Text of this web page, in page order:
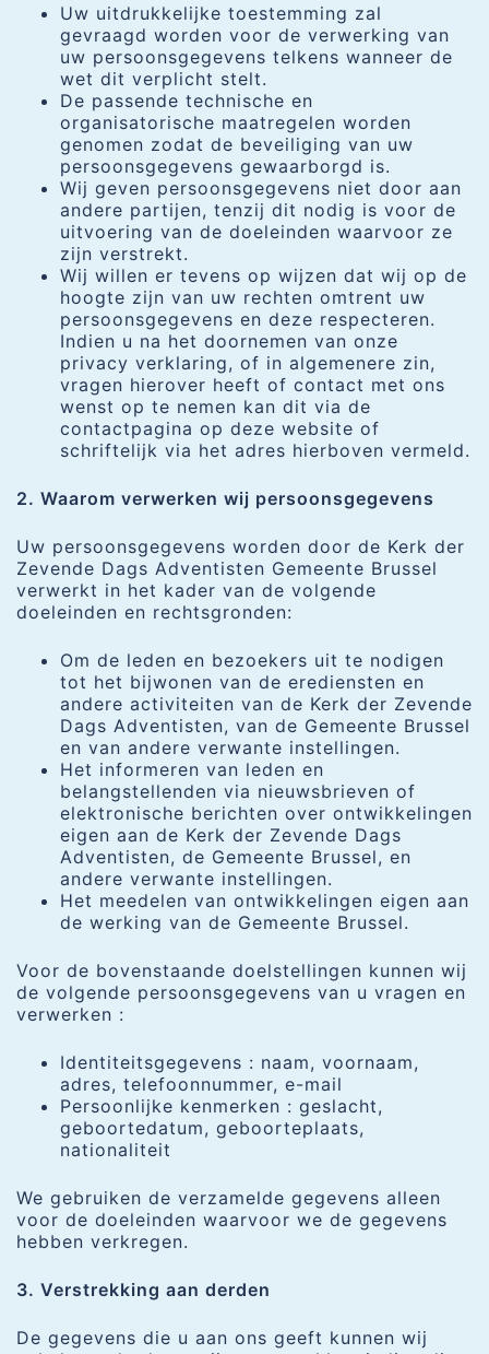
Uw uitdrukkelijke toestemming zal
gevraagd worden voor de verwerking van
uw persoonsgegevens telkens wanneer de
wet dit verplicht stelt.
De passende technische en
organisatorische maatregelen worden
genomen zodat de beveiliging van uw
persoonsgegevens gewaarborgd is.
Wij geven persoonsgegevens niet door aan
andere partijen, tenzij dit nodig is voor de
uitvoering van de doeleinden waarvoor ze
zijn verstrekt.
Wij willen er tevens op wijzen dat wij op de
hoogte zijn van uw rechten omtrent uw
persoonsgegevens en deze respecteren.
Indien u na het doornemen van onze
privacy verklaring, of in algemenere zin,
vragen hierover heeft of contact met ons
wenst op te nemen kan dit via de
contactpagina op deze website of
schriftelijk via het adres hierboven vermeld.
2. Waarom verwerken wij persoonsgegevens
Uw persoonsgegevens worden door de Kerk der
Zevende Dags Adventisten Gemeente Brussel
verwerkt in het kader van de volgende
doeleinden en rechtsgronden:
Om de leden en bezoekers uit te nodigen
tot het bijwonen van de erediensten en
andere activiteiten van de Kerk der Zevende
Dags Adventisten, van de Gemeente Brussel
en van andere verwante instellingen.
Het informeren van leden en
belangstellenden via nieuwsbrieven of
elektronische berichten over ontwikkelingen
eigen aan de Kerk der Zevende Dags
Adventisten, de Gemeente Brussel, en
andere verwante instellingen.
Het meedelen van ontwikkelingen eigen aan
de werking van de Gemeente Brussel.
Voor de bovenstaande doelstellingen kunnen wij
de volgende persoonsgegevens van u vragen en
verwerken :
Identiteitsgegevens : naam, voornaam,
adres, telefoonnummer, e-mail
Persoonlijke kenmerken : geslacht,
geboortedatum, geboorteplaats,
nationaliteit
We gebruiken de verzamelde gegevens alleen
voor de doeleinden waarvoor we de gegevens
hebben verkregen.
3. Verstrekking aan derden
De gegevens die u aan ons geeft kunnen wij